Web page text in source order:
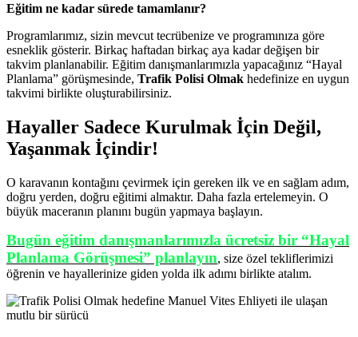
Eğitim ne kadar sürede tamamlanır?
Programlarımız, sizin mevcut tecrübenize ve programınıza göre
esneklik gösterir. Birkaç haftadan birkaç aya kadar değişen bir
takvim planlanabilir. Eğitim danışmanlarımızla yapacağınız “Hayal
Planlama” görüşmesinde, Trafik Polisi Olmak hedefinize en uygun
takvimi birlikte oluşturabilirsiniz.
Hayaller Sadece Kurulmak İçin Değil,
Yaşanmak İçindir!
O karavanın kontağını çevirmek için gereken ilk ve en sağlam adım,
doğru yerden, doğru eğitimi almaktır. Daha fazla ertelemeyin. O
büyük maceranın planını bugün yapmaya başlayın.
Bugün eğitim danışmanlarımızla ücretsiz bir “Hayal
Planlama Görüşmesi” planlayın, size özel tekliflerimizi
öğrenin ve hayallerinize giden yolda ilk adımı birlikte atalım.